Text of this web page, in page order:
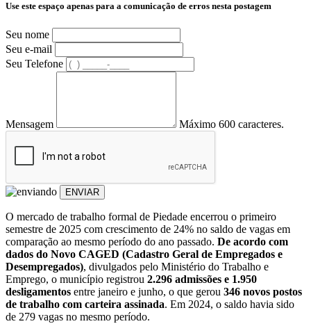
Use este espaço apenas para a comunicação de erros nesta postagem
Seu nome
Seu e-mail
Seu Telefone
Mensagem Máximo 600 caracteres.
ENVIAR
O mercado de trabalho formal de Piedade encerrou o primeiro
semestre de 2025 com crescimento de 24% no saldo de vagas em
comparação ao mesmo período do ano passado. De acordo com
dados do Novo CAGED (Cadastro Geral de Empregados e
Desempregados), divulgados pelo Ministério do Trabalho e
Emprego, o município registrou 2.296 admissões e 1.950
desligamentos entre janeiro e junho, o que gerou 346 novos postos
de trabalho com carteira assinada. Em 2024, o saldo havia sido
de 279 vagas no mesmo período.